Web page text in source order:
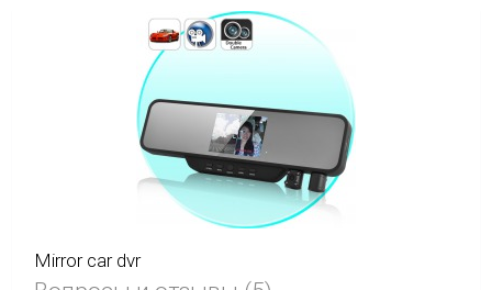
Mirror car dvr